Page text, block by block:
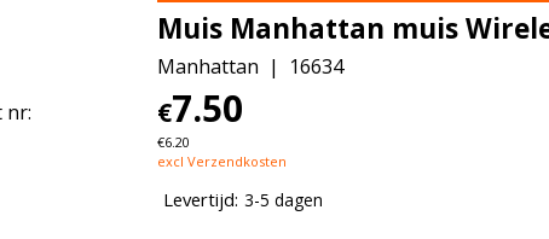
Muis Manhattan muis
Manhattan 16634
€7.50
€6.20
excl Verzendkosten
Levertijd: 3-5 dagen
nr: